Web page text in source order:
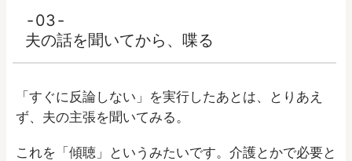
03
夫の話を聞いてから、喋る
「すぐに反論しない」を実行したあとは、とりあえ
ず、夫の主張を聞いてみる。
これを「傾聴」というみたいです。介護とかで必要と